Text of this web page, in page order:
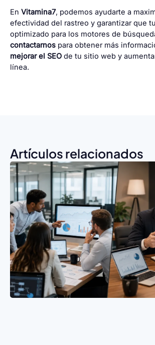
En Vitamina7, podemos ayudarte a
efectividad del rastreo y garantizar que
optimizado para los motores de
contactarnos para obtener más
mejorar el SEO de tu sitio web y
línea.
Artículos relacionados